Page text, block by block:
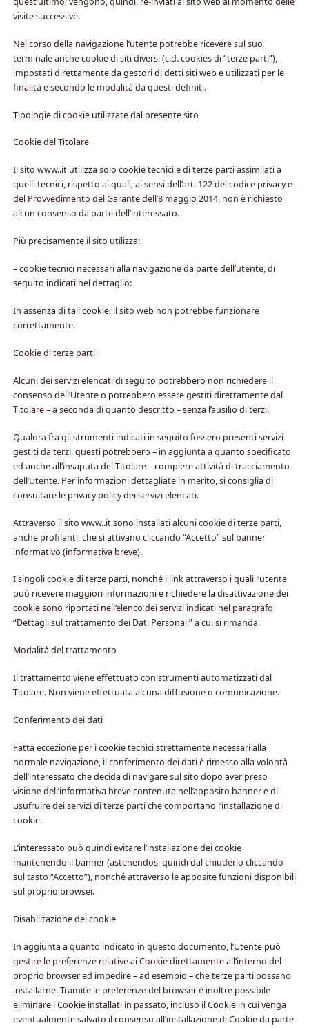
visite successive.
Nel corso della navigazione l’utente potrebbe ricevere sul suo
terminale anche cookie di siti diversi (c.d. cookies di “terze parti”),
impostati direttamente da gestori di detti siti web e utilizzati per le
finalità e secondo le modalità da questi definiti.
Tipologie di cookie utilizzate dal presente sito
Cookie del Titolare
Il sito www..it utilizza solo cookie tecnici e di terze parti assimilati a
quelli tecnici, rispetto ai quali, ai sensi dell’art. 122 del codice privacy e
del Provvedimento del Garante dell’8 maggio 2014, non è richiesto
alcun consenso da parte dell’interessato.
Più precisamente il sito utilizza:
– cookie tecnici necessari alla navigazione da parte dell’utente, di
seguito indicati nel dettaglio:
In assenza di tali cookie, il sito web non potrebbe funzionare
correttamente.
Cookie di terze parti
Alcuni dei servizi elencati di seguito potrebbero non richiedere il
consenso dell’Utente o potrebbero essere gestiti direttamente dal
Titolare – a seconda di quanto descritto – senza l’ausilio di terzi.
Qualora fra gli strumenti indicati in seguito fossero presenti servizi
gestiti da terzi, questi potrebbero – in aggiunta a quanto specificato
ed anche all’insaputa del Titolare – compiere attività di tracciamento
dell’Utente. Per informazioni dettagliate in merito, si consiglia di
consultare le privacy policy dei servizi elencati.
Attraverso il sito www..it sono installati alcuni cookie di terze parti,
anche profilanti, che si attivano cliccando “Accetto” sul banner
informativo (informativa breve).
I singoli cookie di terze parti, nonché i link attraverso i quali l’utente
può ricevere maggiori informazioni e richiedere la disattivazione dei
cookie sono riportati nell’elenco dei servizi indicati nel paragrafo
“Dettagli sul trattamento dei Dati Personali” a cui si rimanda.
Modalità del trattamento
Il trattamento viene effettuato con strumenti automatizzati dal
Titolare. Non viene effettuata alcuna diffusione o comunicazione.
Conferimento dei dati
Fatta eccezione per i cookie tecnici strettamente necessari alla
normale navigazione, il conferimento dei dati è rimesso alla volontà
dell’interessato che decida di navigare sul sito dopo aver preso
visione dell’informativa breve contenuta nell’apposito banner e di
usufruire dei servizi di terze parti che comportano l’installazione di
cookie.
L’interessato può quindi evitare l’installazione dei cookie
mantenendo il banner (astenendosi quindi dal chiuderlo cliccando
sul tasto “Accetto”), nonché attraverso le apposite funzioni disponibili
sul proprio browser.
Disabilitazione dei cookie
In aggiunta a quanto indicato in questo documento, l’Utente può
gestire le preferenze relative ai Cookie direttamente all’interno del
proprio browser ed impedire – ad esempio – che terze parti possano
installarne. Tramite le preferenze del browser è inoltre possibile
eliminare i Cookie installati in passato, incluso il Cookie in cui venga
eventualmente salvato il consenso all’installazione di Cookie da parte